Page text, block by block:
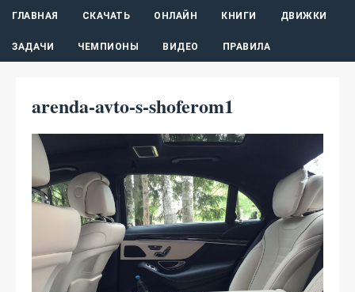
ГЛАВНАЯ СКАЧАТЬ ОНЛАЙН КНИГИ ДВИЖКИ
ЗАДАЧИ ЧЕМПИОНЫ ВИДЕО ПРАВИЛА
arenda-avto-s-shoferom1